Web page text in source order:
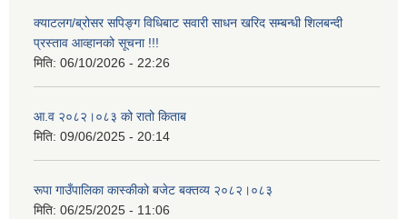
क्याटलग/ब्रोसर सपिङ्ग विधिबाट सवारी साधन खरिद सम्बन्धी शिलबन्दी
प्रस्ताव आव्हानको सूचना !!!
मिति: 06/10/2026 - 22:26
आ.व २०८२।०८३ को रातो किताब
मिति: 09/06/2025 - 20:14
रूपा गाउँपालिका कास्कीको बजेट बक्तव्य २०८२।०८३
मिति: 06/25/2025 - 11:06